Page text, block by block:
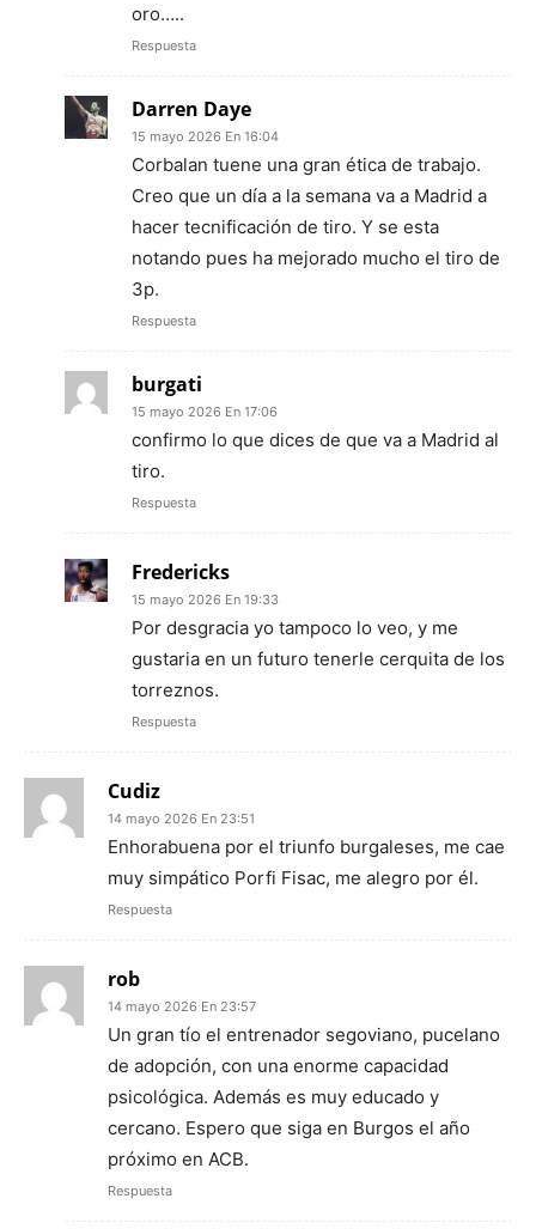
oro…..
Respuesta
Darren Daye
15 mayo 2026 En 16:04
Corbalan tuene una gran ética de trabajo.
Creo que un día a la semana va a Madrid a
hacer tecnificación de tiro. Y se esta
notando pues ha mejorado mucho el tiro de
3p.
Respuesta
burgati
15 mayo 2026 En 17:06
confirmo lo que dices de que va a Madrid al
tiro.
Respuesta
Fredericks
15 mayo 2026 En 19:33
Por desgracia yo tampoco lo veo, y me
gustaria en un futuro tenerle cerquita de los
torreznos.
Respuesta
Cudiz
14 mayo 2026 En 23:51
Enhorabuena por el triunfo burgaleses, me cae
muy simpático Porfi Fisac, me alegro por él.
Respuesta
rob
14 mayo 2026 En 23:57
Un gran tío el entrenador segoviano, pucelano
de adopción, con una enorme capacidad
psicológica. Además es muy educado y
cercano. Espero que siga en Burgos el año
próximo en ACB.
Respuesta